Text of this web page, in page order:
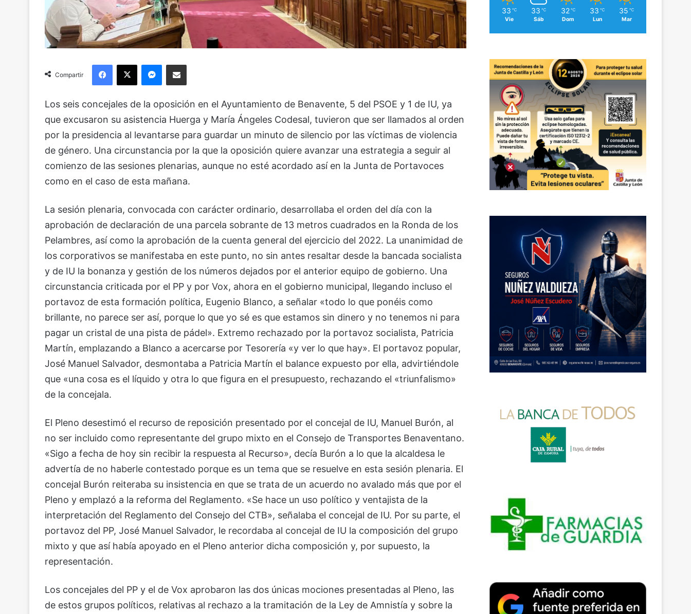
Compartir
Facebook
X Messenger
Compartir via Email
Los seis concejales de la oposición en el Ayuntamiento de Benavente, 5 del PSOE y 1 de IU, ya
que excusaron su asistencia Huerga y María Ángeles Codesal, tuvieron que ser llamados al orden
por la presidencia al levantarse para guardar un minuto de silencio por las víctimas de violencia
de género. Una circunstancia por la que la oposición quiere avanzar una estrategia a seguir al
comienzo de las sesiones plenarias, aunque no esté acordado así en la Junta de Portavoces
como en el caso de esta mañana.
La sesión plenaria, convocada con carácter ordinario, desarrollaba el orden del día con la
aprobación de declaración de una parcela sobrante de 13 metros cuadrados en la Ronda de los
Pelambres, así como la aprobación de la cuenta general del ejercicio del 2022. La unanimidad de
los corporativos se manifestaba en este punto, no sin antes resaltar desde la bancada socialista
y de IU la bonanza y gestión de los números dejados por el anterior equipo de gobierno. Una
circunstancia criticada por el PP y por Vox, ahora en el gobierno municipal, llegando incluso el
portavoz de esta formación política, Eugenio Blanco, a señalar «todo lo que ponéis como
brillante, no parece ser así, porque lo que yo sé es que estamos sin dinero y no tenemos ni para
pagar un cristal de una pista de pádel». Extremo rechazado por la portavoz socialista, Patricia
Martín, emplazando a Blanco a acercarse por Tesorería «y ver lo que hay». El portavoz popular,
José Manuel Salvador, desmontaba a Patricia Martín el balance expuesto por ella, advirtiéndole
que «una cosa es el líquido y otra lo que figura en el presupuesto, rechazando el «triunfalismo»
de la concejala.
El Pleno desestimó el recurso de reposición presentado por el concejal de IU, Manuel Burón, al
no ser incluido como representante del grupo mixto en el Consejo de Transportes Benaventano.
«Sigo a fecha de hoy sin recibir la respuesta al Recurso», decía Burón a lo que la alcaldesa le
advertía de no haberle contestado porque es un tema que se resuelve en esta sesión plenaria. El
concejal Burón reiteraba su insistencia en que se trata de un acuerdo no avalado más que por el
Pleno y emplazó a la reforma del Reglamento. «Se hace un uso político y ventajista de la
interpretación del Reglamento del Consejo del CTB», señalaba el concejal de IU. Por su parte, el
portavoz del PP, José Manuel Salvador, le recordaba al concejal de IU la composición del grupo
mixto y que así había apoyado en el Pleno anterior dicha composición y, por supuesto, la
representación.
Los concejales del PP y el de Vox aprobaron las dos únicas mociones presentadas al Pleno, las
de estos grupos políticos, relativas al rechazo a la tramitación de la Ley de Amnistía y sobre la
33 ℃
Vie
33 ℃
Sáb
32 ℃
Dom
33 ℃
Lun
35 ℃
Mar